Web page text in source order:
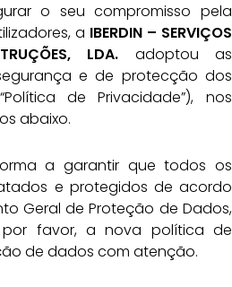
o seu compromisso pela
a IBERDIN – SERVIÇOS
LDA. adoptou as
e de protecção dos
de Privacidade”), nos
abaixo.
a garantir que todos os
e protegidos de acordo
Geral de Proteção de Dados,
por favor, a nova política de
de dados com atenção.